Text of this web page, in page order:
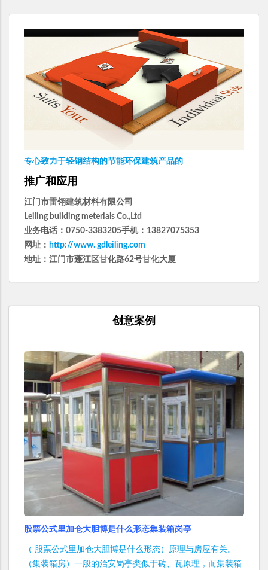
创意案例
股票公式里加仓大胆博是什么形态集装箱岗亭
（ 股票公式里加仓大胆博是什么形态）原理与房屋有关。
（集装箱房）一般的治安岗亭类似于砖、瓦原理，而集装箱